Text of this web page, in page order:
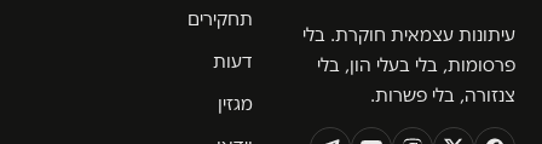
עיתונות עצמאית חוקרת. בלי
פרסומות, בלי בעלי הון, בלי
צנזורה, בלי פשרות.
תחקירים
דעות
מגזין